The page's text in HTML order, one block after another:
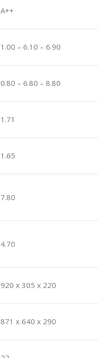
А++
1.00 – 6.10 – 6.90
0.80 – 6.80 – 8.80
1.71
1.65
7.80
4.70
920 x 305 x 220
871 x 640 x 290